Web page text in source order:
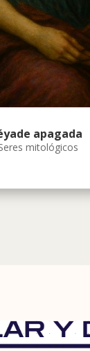
apagada
mitológicos